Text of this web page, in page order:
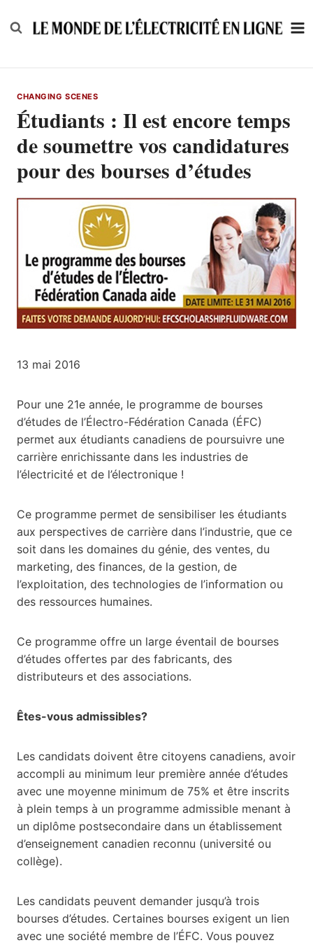
to
CHANGING SCENES
Étudiants : Il est encore temps
de soumettre vos candidatures
pour des bourses d’études
13 mai 2016
Pour une 21e année, le programme de bourses
d’études de l’Électro-Fédération Canada (ÉFC)
permet aux étudiants canadiens de poursuivre une
carrière enrichissante dans les industries de
l’électricité et de l’électronique !
Ce programme permet de sensibiliser les étudiants
aux perspectives de carrière dans l’industrie, que ce
soit dans les domaines du génie, des ventes, du
marketing, des finances, de la gestion, de
l’exploitation, des technologies de l’information ou
des ressources humaines.
Ce programme offre un large éventail de bourses
d’études offertes par des fabricants, des
distributeurs et des associations.
Êtes-vous admissibles?
Les candidats doivent être citoyens canadiens, avoir
accompli au minimum leur première année d’études
avec une moyenne minimum de 75% et être inscrits
à plein temps à un programme admissible menant à
un diplôme postsecondaire dans un établissement
d’enseignement canadien reconnu (université ou
collège).
Les candidats peuvent demander jusqu’à trois
bourses d’études. Certaines bourses exigent un lien
avec une société membre de l’ÉFC. Vous pouvez